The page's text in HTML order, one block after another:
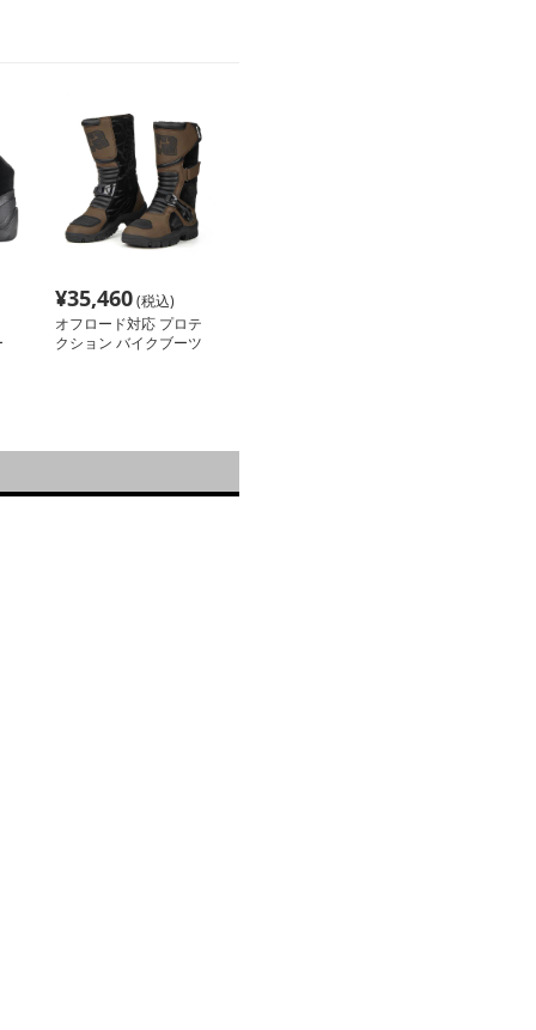
¥35,460(税込)
オフロード対応 プロテ
クション バイクブーツ